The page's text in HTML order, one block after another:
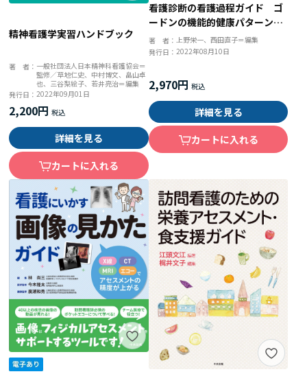
精神看護学実習ハンドブック
著 者： 一般社団法人日本精神科看護協会＝
監修／草地仁史、中村博文、畠山卓
也、三谷梨絵子、若井亮治＝編集
発行日：2022年09月01日
2,200円
詳細を見る
カートに入れる
看護診断の看護過程ガイド ゴ
ードンの機能的健康パターンに
基づくアセスメント
著 者： 上野栄一、西田直子＝編集
発行日： 2022年08月10日
2,970円
詳細を見る
カートに入れる